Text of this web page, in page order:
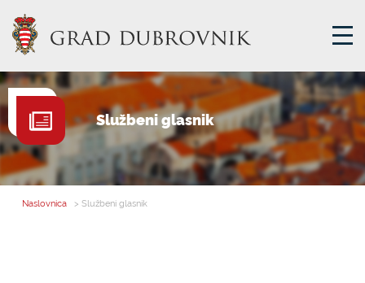
GRADSKA UPRAVA
GRADONAČELNIK
MJESNA SAMOUPRAVA
Službeni glasnik
Naslovnica > Službeni glasnik